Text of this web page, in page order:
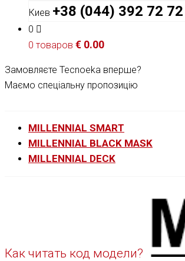
Киев +38 (044) 392 72 72
0
0 товаров € 0.00
Замовляєте Tecnoeka вперше?
Маємо спеціальну пропозицію
MILLENNIAL SMART
MILLENNIAL BLACK MASK
MILLENNIAL DECK
Как читать код модели?